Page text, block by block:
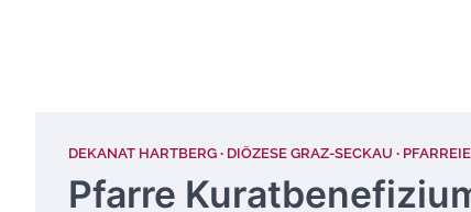
DEKANAT HARTBERG DIÖZESE GRAZ-SECKAU
Pfarre